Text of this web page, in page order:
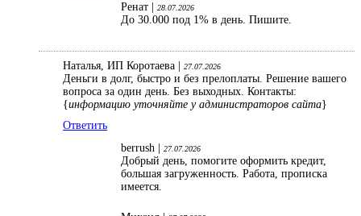
Ренат |
28.07.2026
До 30.000 под 1% в день. Пишите.
Наталья, ИП Коротаева | 27.07.2026
Деньги в долг, быстро и без прелоплаты. Решение вашего
вопроса за один день. Без выходных. Контакты:
{информацию уточняйте у администраторов сайта}
Ответить
berrush |
27.07.2026
Добрый день, помогите оформить кредит,
большая загруженность. Работа, прописка
имеется.